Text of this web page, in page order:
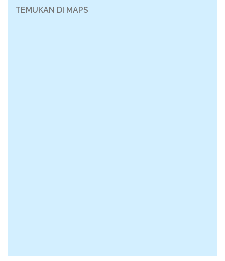
TEMUKAN DI MAPS